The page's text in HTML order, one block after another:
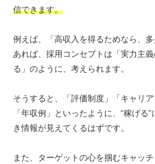
信できます。
例えば、「高収入を得るためなら、
あれば、採用コンセプトは「実力主
る」のように、考えられます。
そうすると、「評価制度」「キャリア
「年収例」といったように、“稼げる
き情報が見えてくるはずです。
また、ターゲットの心を掴むキャッ